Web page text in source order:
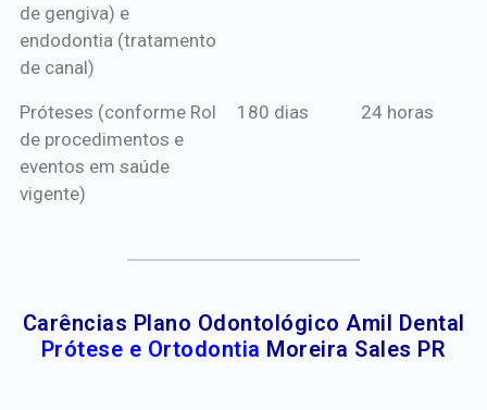
de gengiva) e
endodontia (tratamento
de canal)
Próteses (conforme Rol
de procedimentos e
eventos em saúde
vigente)
180 dias 24 horas
Carências Plano Odontológico Amil Dental
Prótese e Ortodontia Moreira Sales PR